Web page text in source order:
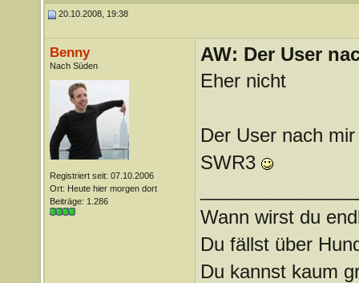
20.10.2008, 19:38
Benny
Nach Süden
Registriert seit: 07.10.2006
Ort: Heute hier morgen dort
Beiträge: 1.286
AW: Der User
Eher nicht
Der User nach
SWR3
Wann wirst du
Du fällst über
Du kannst kaum